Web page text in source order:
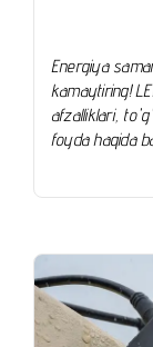
Energiya
kamaytiring!
afzalliklari,
foyda haqida